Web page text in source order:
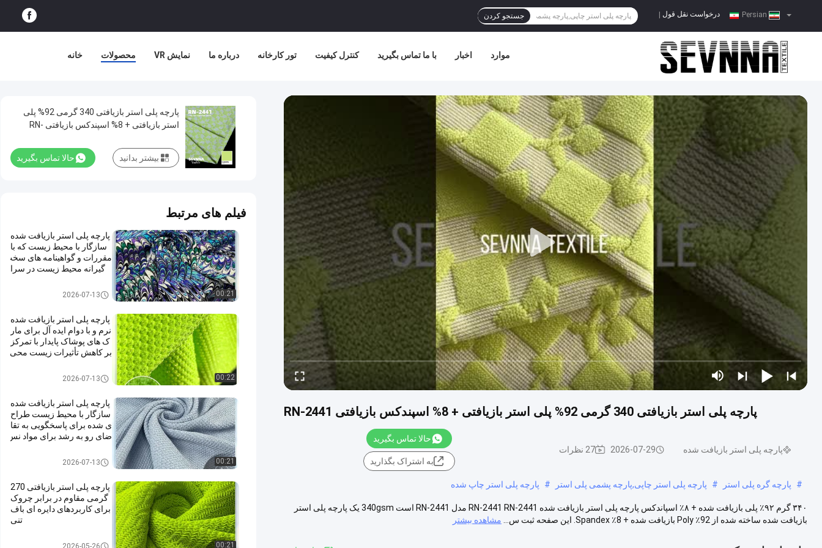
درخواست نقل قول جستجو کردن
خانه محصولات نمایش VR درباره ما تور کارخانه کنترل کیفیت با ما تماس بگیرید اخبار موارد
پارچه پلی استر بازیافتی 340 گرمی 92% پلی استر بازیافتی + 8% اسپندکس بازیافتی RN-2441
پارچه پلی استر بازیافت شده 2026-07-29 27 نظرات
حالا تماس بگیرید
به اشتراک بگذارید
# پارچه گره پلی استر # پارچه پلی استر چاپی,پارچه پشمی پلی استر # پارچه پلی استر چاپ شده
۳۴۰ گرم ۹۲٪ پلی بازیافت شده + ۸٪ اسپاندکس پارچه پلی استر بازیافت شده RN-2441 RN-2441 مدل RN-2441 است 340gsm یک پارچه پلی استر
بازیافت شده ساخته شده از 92٪ Poly بازیافت شده + 8٪ Spandex. این صفحه ثبت س...
مشاهده بیشتر
پارچه پلی استر بازیافتی 340 گرمی 92% پلی
استر بازیافتی + 8% اسپندکس بازیافتی RN-
حالا تماس بگیرید بیشتر بدانید
فیلم های مرتبط
00:21
پارچه پلی استر بازیافت شده
سازگار با محیط زیست که با
مقررات و گواهینامه های سخت
گیرانه محیط زیست در سرا
پارچه پلی استر بازیافت شده
2026-07-13
00:22
پارچه پلی استر بازیافت شده
نرم و با دوام ایده آل برای مار
ک های پوشاک پایدار با تمرکز
بر کاهش تأثیرات زیست محی
پارچه پلی استر بازیافت شده
2026-07-13
00:21
پارچه پلی استر بازیافت شده
سازگار با محیط زیست طراح
ی شده برای پاسخگویی به تقا
ضای رو به رشد برای مواد نس
پارچه پلی استر بازیافت شده
2026-07-13
00:21
پارچه پلی استر بازیافتی 270
گرمی مقاوم در برابر چروک
برای کاربردهای دایره ای باف
تنی
پارچه پلی استر بازیافت شده
2026-05-26